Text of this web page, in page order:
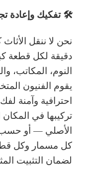
🛠️ تفكيك وإعادة
نحن لا ننقل
دقيقة لكل قطعة
النوم، المكاتب،
يقوم الفنيون
احترافية وآمنة
تركيبها في
الأصلي — أو حسب
كل مسمار وكل
لضمان التثبيت